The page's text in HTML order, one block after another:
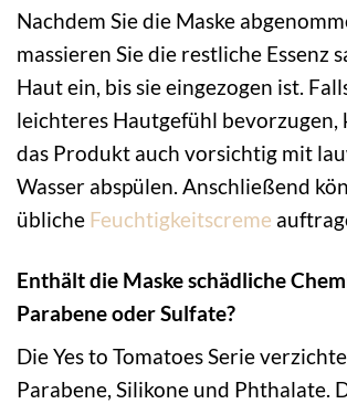
Nachdem Sie die Maske
massieren Sie die restliche Essenz
Haut ein, bis sie eingezogen ist.
leichteres Hautgefühl bevorzugen,
das Produkt auch vorsichtig mit
Wasser abspülen. Anschließend
übliche Feuchtigkeitscreme
Enthält die Maske schädliche
Parabene oder Sulfate?
Die Yes to Tomatoes Serie
Parabene, Silikone und Phthalate.